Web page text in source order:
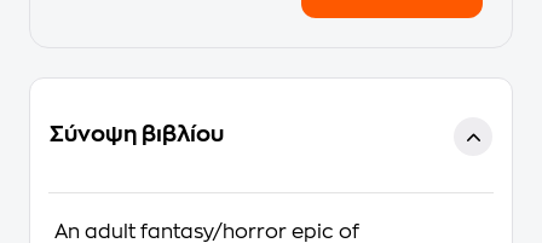
Σύνοψη βιβλίου
An adult fantasy/horror epic of